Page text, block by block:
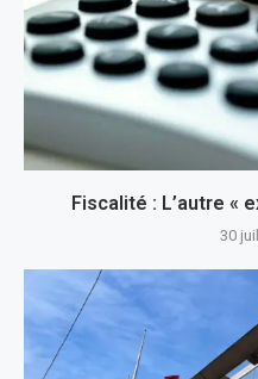
Fiscalité : L’autre «
30